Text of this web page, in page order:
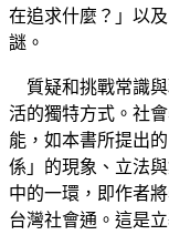
在追求什麼？」以
謎。
質疑和挑戰常識
活的獨特方式。社
能，如本書所提出
係」的現象、立法
中的一環，即作者
台灣社會通。這是